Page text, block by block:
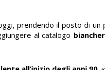
prendendo il posto di un
al catalogo